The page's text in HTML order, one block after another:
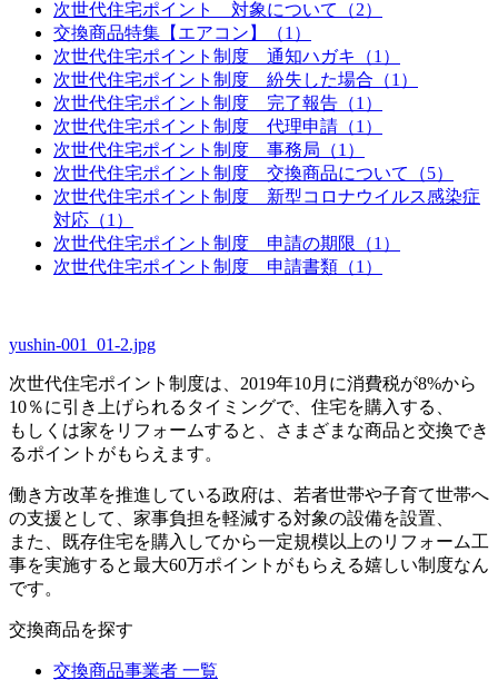
次世代住宅ポイント 対象について（2）
交換商品特集【エアコン】（1）
次世代住宅ポイント制度 通知ハガキ（1）
次世代住宅ポイント制度 紛失した場合（1）
次世代住宅ポイント制度 完了報告（1）
次世代住宅ポイント制度 代理申請（1）
次世代住宅ポイント制度 事務局（1）
次世代住宅ポイント制度 交換商品について（5）
次世代住宅ポイント制度 新型コロナウイルス感染症
対応（1）
次世代住宅ポイント制度 申請の期限（1）
次世代住宅ポイント制度 申請書類（1）
yushin-001_01-2.jpg
次世代住宅ポイント制度は、2019年10月に消費税が8%から
10％に引き上げられるタイミングで、住宅を購入する、
もしくは家をリフォームすると、さまざまな商品と交換でき
るポイントがもらえます。
働き方改革を推進している政府は、若者世帯や子育て世帯へ
の支援として、家事負担を軽減する対象の設備を設置、
また、既存住宅を購入してから一定規模以上のリフォーム工
事を実施すると最大60万ポイントがもらえる嬉しい制度なん
です。
交換商品を探す
交換商品事業者 一覧